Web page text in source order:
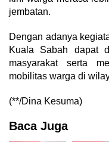
jembatan.
Dengan adanya
Kuala Sabah dapat
masyarakat serta
mobilitas warga di
(**/Dina Kesuma)
Baca Juga